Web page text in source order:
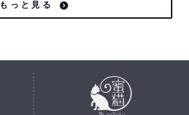
もっと見る